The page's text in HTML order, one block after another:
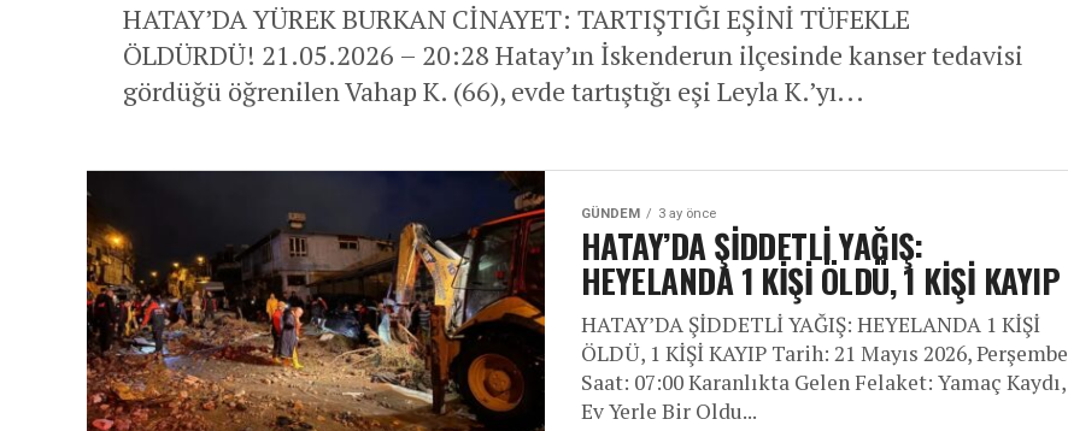
HATAY’DA YÜREK BURKAN CİNAYET: TARTIŞTIĞI EŞİNİ TÜFEKLE
ÖLDÜRDÜ! 21.05.2026 – 20:28 Hatay’ın İskenderun ilçesinde kanser tedavisi
gördüğü öğrenilen Vahap K. (66), evde tartıştığı eşi Leyla K.’yı...
GÜNDEM 3 ay önce
HATAY’DA ŞİDDETLİ YAĞIŞ:
HEYELANDA 1 KİŞİ ÖLDÜ, 1 KİŞİ KAYIP
HATAY’DA ŞİDDETLİ YAĞIŞ: HEYELANDA 1 KİŞİ
ÖLDÜ, 1 KİŞİ KAYIP Tarih: 21 Mayıs 2026, Perşembe
Saat: 07:00 Karanlıkta Gelen Felaket: Yamaç Kaydı,
Ev Yerle Bir Oldu...